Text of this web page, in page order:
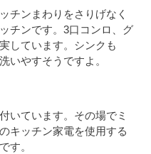
チンまわりをさりげなく
チンです。3口コンロ、グ
しています。シンクも
いやすそうですよ。
いています。その場でミ
キッチン家電を使用する
す。